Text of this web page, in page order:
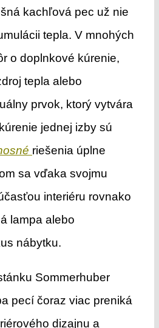
kachľová pec už nie
tepla. V mnohých
o doplnkové kúrenie,
tepla alebo
prvok, ktorý vytvára
jednej izby sú
riešenia úplne
sa vďaka svojmu
interiéru rovnako
lampa alebo
nábytku.
Sommerhuber
pecí čoraz viac preniká
dizajnu a